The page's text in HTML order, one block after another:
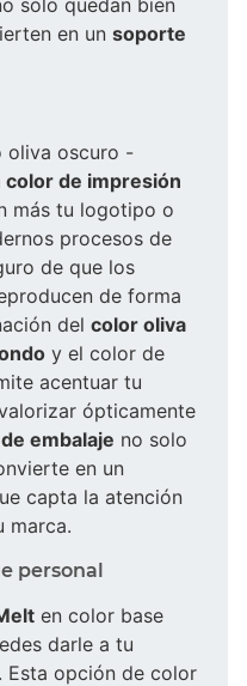
en un soporte
oliva oscuro -
color de impresión
más tu logotipo o
procesos de
de que los
de forma
del color oliva
y el color de
acentuar tu
ópticamente
embalaje no solo
en un
capta la atención
marca.
personal
en color base
darle a tu
Esta opción de color